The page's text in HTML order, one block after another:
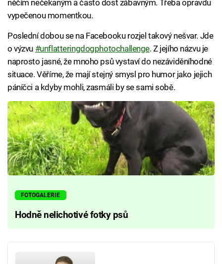
něčím nečekaným a často dost zábavným. Třeba opravdu
vypečenou momentkou.
Poslední dobou se na Facebooku rozjel takový nešvar. Jde
o výzvu #unflatteringdogphotochallenge. Z jejího názvu je
naprosto jasné, že mnoho psů vystaví do nezáviděníhodné
situace. Věříme, že mají stejný smysl pro humor jako jejich
páníčci a kdyby mohli, zasmáli by se sami sobě.
FOTOGALERIE
Hodně nelichotivé fotky psů